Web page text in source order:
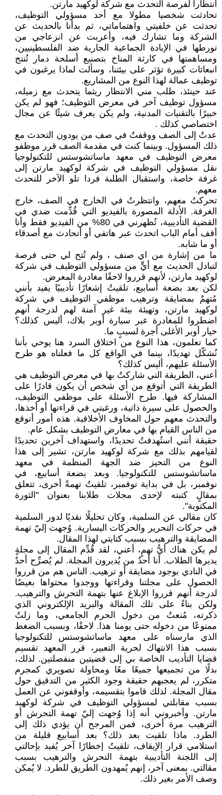
انتظاراً لفرصة التحدث مع شركة لوكهيد مارتن.
تحادثت شخصيا مطولا مع أحد مسؤولي التوظيف،
تحدثت عن خلفيتي واهتماماتي، ثم بدأنا بالحديث عن
الشركة وما تشارك فيه، وأعربت عن انزعاجي من
تورطها في الإبادة الجماعية الجارية ضد الفلسطينيين،
ومساهمتها في كارثة المناخ بتصنيع أسلحة دمار تُنتج
انبعاثات كبيرة تؤثر على بيئتنا، وسألت لماذا يرغبون في
توظيف عمالة لهذا النوع من المشاريع.
عند حينئذ، طلب مني الانتظار ريثما يتحدث مع زميله،
مسؤول توظيف آخر في معرض التوظيف؛ فهو لم يكن
خبيرًا بالتقنيات المدنية، ولم يكن يعرف شيئًا عن مجال
اختصاصي كذلك .
عدتُ إلى الصف ووقفتُ في صف من يودون التحدث مع
ذلك المسؤول. وبينما كنت في مقدمة الصف قرر موظفو
معرض التوظيف في معهد ماساتشوستس للتكنولوجيا
نقل مسؤولي التوظيف في شركة لوكهيد مارتن إلى
غرفة خاصة، واستقبال الطلبة فردا تلو الآخر للتحدث
معهم.
تحركتُ معهم، وانتظرتُ في الخارج في الصف، خارج
الغرفة. الأدلة المصورة بالفيديو التي قُدِّمت ضدي في
القضية التأديبية، تُظهرني في 80% من الفيديو فقط وأنا
أقف أمام الباب اتحدث عبر هاتفي أو أتحادث مع أصدقاء
أو ما شابه.
ما من إشارة من اي صنف ، ولم تُتح لي حتى فرصة
لتبادل الحديث مع أيٍّ من مسؤولي التوظيف في شركة
لوكهيد مارتن، لأنهم قرروا لاحقًا مغادرة المعرض.
لكن بعد بضعة أسابيع، تلقيتُ إشعارًا تأديبيًا يفيد بأنني
مُتهمٌ بمضايقة وترهيب موظفي التوظيف في شركة
لوكهيد مارتن، وتهيئة بيئة غير آمنة لهم لدرجة أنهم
اضطروا للمغادرة عبر سيارة أوبر بلاك، أليس كذلك؟
خيار أوبر الأغلى أجرة لسببٍ ما.
كما تعلمون، هذا النوع من اختلاق السرد هنا يوحي بأننا
نُشكّل تهديدًا، بينما في الواقع كل ما فعلناه هو طرح
الأسئلة عليهم، أليس كذلك؟
أعني، الطريقة التي شاركتُ بها في معرض التوظيف هي
الطريقة التي أتوقع من أي شخص أن يكون قادرًا على
المشاركة فيها. طرح الأسئلة على موظفي التوظيف،
والحصول على سيرة ذاتية، ورغبتي في قراءتها أو أخذها،
والتحدث معهم حول المخاوف الأخلاقية. هذه أمور أتوقع
من الناس القيام بها في معارض التوظيف بشكل عام.
حقيقة أنني استُهدفتُ تحديدًا، واستهداف آخرين تحديدًا
لقيامهم بذلك مع شركة لوكهيد مارتن، تشير إلى هذا
النوع من التحيز ضد الجهة المنظمة في معهد
ماساتشوستس للتكنولوجيا. وبعد بضعة أسابيع، في
نوفمبر، بل في بداية نوفمبر، تلقيتُ تهمةً أخرى، تتعلق
بمقالٍ كتبته لإحدى مجلات طلابنا بعنوان "الثورة
المكتوبة".
كان مقالي عن السلمية، وكان تحليلًا نقديًا لدور السلمية
في حركات التحرير والحركات اليسارية. وُجهت إليّ تهمة
المضايقة والترهيب بسبب كتابتي لهذا المقال.
لم يكن هناك أيُّ تهمٍ، أعني، لقد قُدِّم المقال إلى مجلةٍ
يديرها الطلاب. أنا أحدُ من يُديرون المجلة. لم يُصرِّح أحدٌ
في النادي بوجود مضايقة أو ترهيب. الناس هم من قرروا
الحصول على مجلتنا وقراءتها ووجدوا محتواها بغيضًا
لدرجة أنهم قرروا الإبلاغ عنها بتهمة التحرش والترهيب.
ولكن بناءً على تلك المقالة والبريد الإلكتروني الذي
ذكرته، مُنعتُ من دخول الحرم الجامعي، وما زلتُ
ممنوعًا من دخوله حتى يومنا هذا. لاحقًا، وبسبب الضغط
الذي مارسناه على معهد ماساتشوستس للتكنولوجيا
بسبب هذا الانتهاك لحرية التعبير، قرر المعهد تقسيم
قضايا التأديب الخاصة بي إلى قضيتين منفصلتين. لذلك،
بدلًا من تجميعها جميعًا معًا ومحاولة تصويري كمجرم
متكرر، لم يعجبهم حقيقة وجود الكثير من التدقيق حول
مقال المجلة. لذلك قاموا بتقسيمه، وأوقفوني عن العمل
بسبب مقابلتي لمسؤولي التوظيف في شركة لوكهيد
مارتن. وأخبروني أنه إذا وُجهت إليّ تهمة التحرش أو
الترهيب مرة أخرى، فمن المرجح أن يؤدي ذلك إلى
الطرد. ماذا تلقيت بعد ذلك؟ بعد أسابيع قليلة من
استلامي قرار الإيقاف، تلقيتُ إخطارًا آخر يُفيد بإحالتي
إلى اللجنة التأديبية بتهمة التحرش والترهيب بسبب
مقالتي. بمعنى آخر، إنهم يُمهدون الطريق للطرد. لا يُمكن
وصف الأمر بغير ذلك.